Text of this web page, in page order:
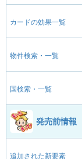
カードの効果一覧
物件検索・一覧
国検索・一覧
発売前情報
追加された新要素